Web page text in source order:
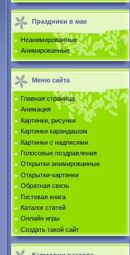
Праздники в мае
Неанимированные
Анимированные
Меню сайта
Главная страница
Анимация
Картинки, рисунки
Картинки карандашом
Картинки с надписями
Голосовые поздравления
Открытки анимированные
Открытки-картинки
Обратная связь
Гостевая книга
Каталог статей
Онлайн игры
Создать такой сайт